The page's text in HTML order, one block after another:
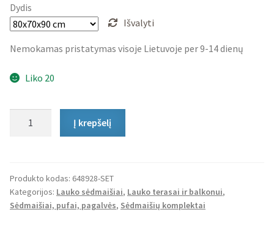
Dydis
Išvalyti
Nemokamas pristatymas visoje Lietuvoje per 9-14 dienų
Liko 20
Komplektas
Cozy
ir
Į krepšelį
Produkto kodas: 648928-SET
Kategorijos: Lauko sėdmaišiai, Lauko terasai ir balkonui,
Sėdmaišiai, pufai, pagalvės, Sėdmaišių komplektai